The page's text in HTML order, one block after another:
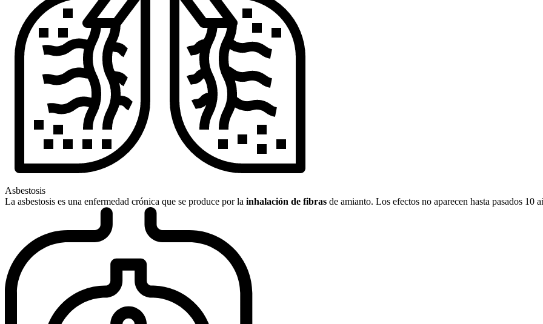
Asbestosis
La asbestosis es una enfermedad crónica que se produce por la inhalación de fibras de amianto. Los efectos no aparecen hasta pasados 10